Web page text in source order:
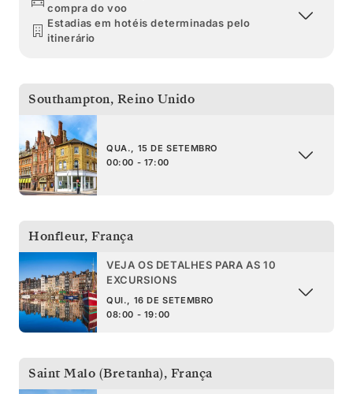
compra do voo
Estadias em hotéis determinadas pelo
itinerário
Southampton, Reino Unido
QUA., 15 DE SETEMBRO
00:00 - 17:00
Honfleur, França
VEJA OS DETALHES PARA AS 10
EXCURSIONS
QUI., 16 DE SETEMBRO
08:00 - 19:00
Saint Malo (Bretanha), França